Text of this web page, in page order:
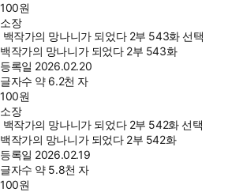
100원
소장
백작가의 망나니가 되었다 2부 543화 선택
백작가의 망나니가 되었다 2부 543화
등록일 2026.02.20
글자수 약 6.2천 자
100원
소장
백작가의 망나니가 되었다 2부 542화 선택
백작가의 망나니가 되었다 2부 542화
등록일 2026.02.19
글자수 약 5.8천 자
100원